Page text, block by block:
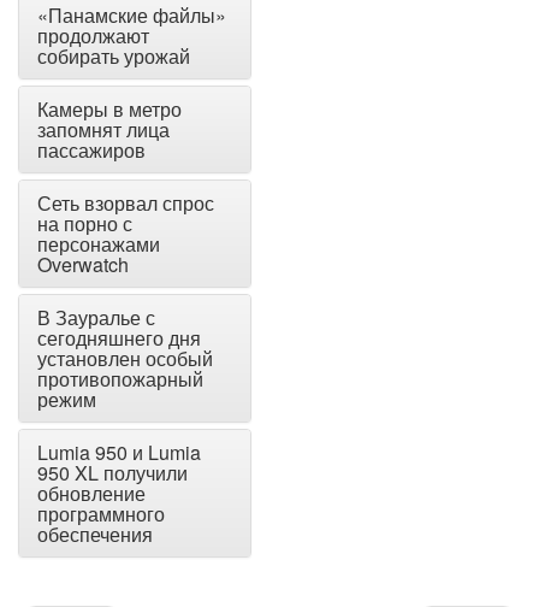
«Панамские файлы»
продолжают
собирать урожай
Камеры в метро
запомнят лица
пассажиров
Сеть взорвал спрос
на порно с
персонажами
Overwatch
В Зауралье с
сегодняшнего дня
установлен особый
противопожарный
режим
Lumia 950 и Lumia
950 XL получили
обновление
программного
обеспечения